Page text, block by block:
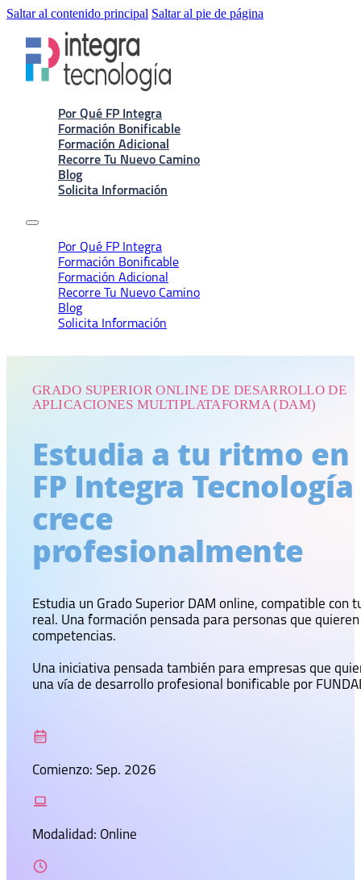
Saltar al contenido principal Saltar al pie de página
Por Qué FP Integra
Formación Bonificable
Formación Adicional
Recorre Tu Nuevo Camino
Blog
Solicita Información
Por Qué FP Integra
Formación Bonificable
Formación Adicional
Recorre Tu Nuevo Camino
Blog
Solicita Información
GRADO SUPERIOR ONLINE DE DESARROLLO DE
APLICACIONES MULTIPLATAFORMA (DAM)
Estudia a tu ritmo en
FP Integra
crece
profesionalmente
Estudia un Grado Superior DAM online, compatible con
real. Una formación pensada para personas que
competencias.
Una iniciativa pensada también para empresas que
una vía de desarrollo profesional bonificable por
Comienzo: Sep. 2026
Modalidad: Online